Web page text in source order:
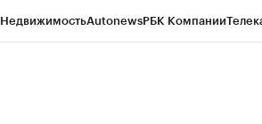
НедвижимостьAutonewsРБК Компании